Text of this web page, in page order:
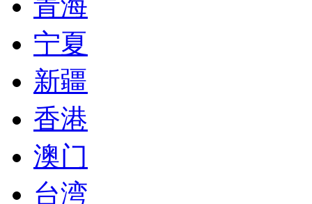
宁夏
新疆
香港
澳门
台湾